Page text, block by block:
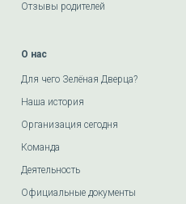
Отзывы родителей
О нас
Для чего Зелёная Дверца?
Наша история
Организация сегодня
Команда
Деятельность
Официальные документы